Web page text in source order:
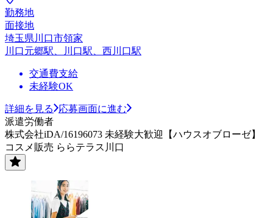
勤務地
面接地
埼玉県川口市領家
川口元郷駅、川口駅、西川口駅
交通費支給
未経験OK
詳細を見る
応募画面に進む
派遣労働者
株式会社iDA/16196073 未経験大歓迎【ハウスオブローゼ】
コスメ販売 ららテラス川口